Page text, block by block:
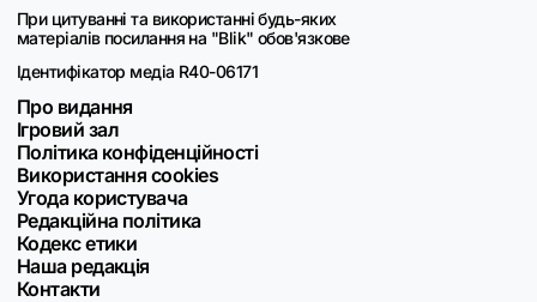
При цитуванні та використанні будь-яких
матеріалів посилання на "Blik" обов'язкове
Ідентифікатор медіа R40-06171
Про видання
Ігровий зал
Політика конфіденційності
Використання cookies
Угода користувача
Редакційна політика
Кодекс етики
Наша редакція
Контакти